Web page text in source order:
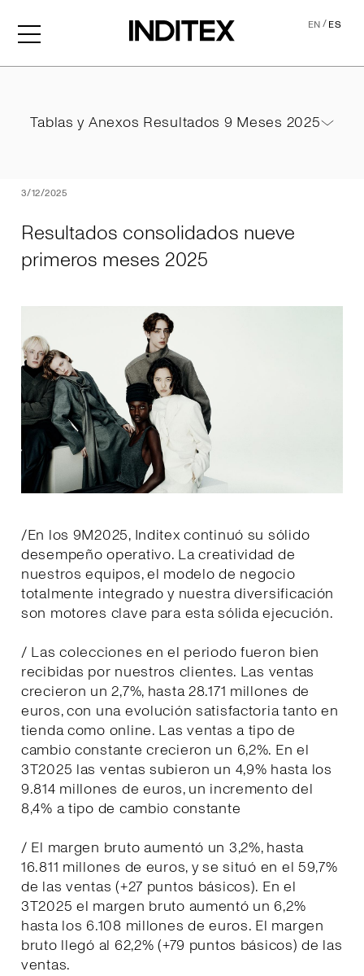
EN/ES
3/12/2025
Resultados consolidados nueve
primeros meses 2025
/En los 9M2025, Inditex continuó su sólido
desempeño operativo. La creatividad de
nuestros equipos, el modelo de negocio
totalmente integrado y nuestra diversificación
son motores clave para esta sólida ejecución.
/ Las colecciones en el periodo fueron bien
recibidas por nuestros clientes. Las ventas
crecieron un 2,7%, hasta 28.171 millones de
euros, con una evolución satisfactoria tanto en
tienda como online. Las ventas a tipo de
cambio constante crecieron un 6,2%. En el
3T2025 las ventas subieron un 4,9% hasta los
9.814 millones de euros, un incremento del
8,4% a tipo de cambio constante
/ El margen bruto aumentó un 3,2%, hasta
16.811 millones de euros, y se situó en el 59,7%
de las ventas (+27 puntos básicos). En el
3T2025 el margen bruto aumentó un 6,2%
hasta los 6.108 millones de euros. El margen
bruto llegó al 62,2% (+79 puntos básicos) de las
ventas.
Tablas y Anexos Resultados 9 Meses 2025